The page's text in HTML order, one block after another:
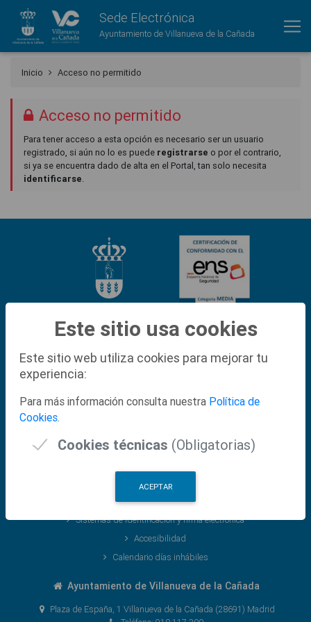
Sede Electrónica
Ayuntamiento de Villanueva de la Cañada
Inicio Acceso no permitido
Acceso no permitido
Para tener acceso a esta opción es necesario ser un usuario
registrado, si aún no lo es puede registrarse o por el contrario,
si ya se encuentra dado de alta en el Portal, tan solo necesita
identificarse.
Normativa Legal
Hora Oficial
Mapa Web
Sistemas de Identificación y firma electrónica
Accesibilidad
Calendario días inhábiles
Ayuntamiento de Villanueva de la Cañada
Plaza de España, 1 Villanueva de la Cañada (28691) Madrid
Este sitio usa cookies
Este sitio web utiliza cookies para mejorar tu
experiencia:
Para más información consulta nuestra Política de
Cookies.
Cookies técnicas (Obligatorias)
ACEPTAR